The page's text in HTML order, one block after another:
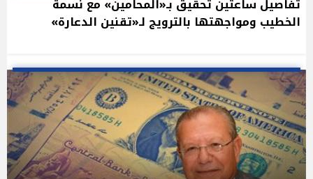
تفاصيل ساعتين تحقيق بـ«المحامين» مع نسمة
الخطيب ومواجهتها بالترويج لـ«تقنين الدعارة»